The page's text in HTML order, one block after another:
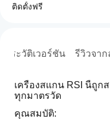
ประวัติเวอร์ชัน รีวิวจา
เครื่องสแกน RSI นี้ถูก
ทุกมาตรวัด
คุณสมบัติ:
ติดตั้งฟรี